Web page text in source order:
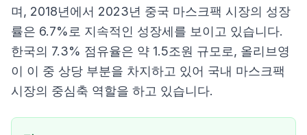
며, 2018년에서 2023년 중국 마스크팩 시장의 성장
률은 6.7%로 지속적인 성장세를 보이고 있습니다.
한국의 7.3% 점유율은 약 1.5조원 규모로, 올리브영
이 이 중 상당 부분을 차지하고 있어 국내 마스크팩
시장의 중심축 역할을 하고 있습니다.